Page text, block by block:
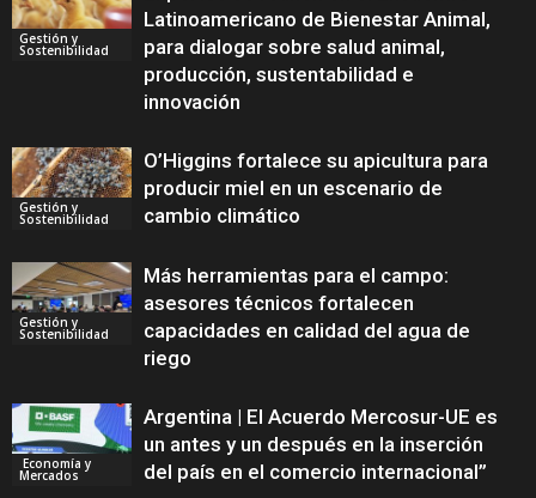
Gestión y
Sostenibilidad
Latinoamericano de Bienestar Animal,
para dialogar sobre salud animal,
producción, sustentabilidad e
innovación
Gestión y
Sostenibilidad
O’Higgins fortalece su apicultura para
producir miel en un escenario de
cambio climático
Gestión y
Sostenibilidad
Más herramientas para el campo:
asesores técnicos fortalecen
capacidades en calidad del agua de
riego
Economía y
Mercados
Argentina | El Acuerdo Mercosur-UE es
un antes y un después en la inserción
del país en el comercio internacional”